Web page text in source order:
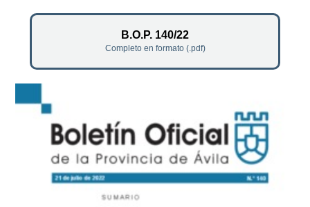
B.O.P. 140/22
Completo en formato (.pdf)